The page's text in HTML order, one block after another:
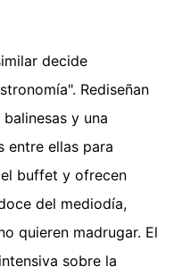
decide
Rediseñan
y una
entre ellas para
buffet y ofrecen
del mediodía,
quieren madrugar. El
sobre la